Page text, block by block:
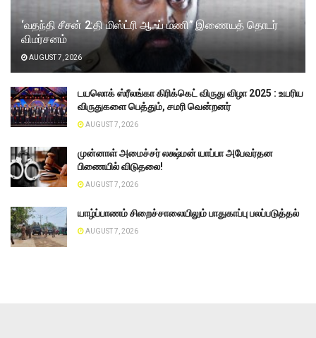
‘வதந்தி சீசன் 2:தி மிஸ்ட்ரி ஆஃப் மணி” இணையத் தொடர்
விமர்சனம்
AUGUST 7, 2026
டயலொக் ஸ்ரீலங்கா கிரிக்கெட் விருது விழா 2025 : உயரிய
விருதுகளை பெத்தும், சமரி வென்றனர்
AUGUST 7, 2026
முன்னாள் அமைச்சர் லக்ஷ்மன் யாப்பா அபேவர்தன
பிணையில் விடுதலை!
AUGUST 7, 2026
யாழ்ப்பாணம் சிறைச்சாலையிலும் பாதுகாப்பு பலப்படுத்தல்
AUGUST 7, 2026